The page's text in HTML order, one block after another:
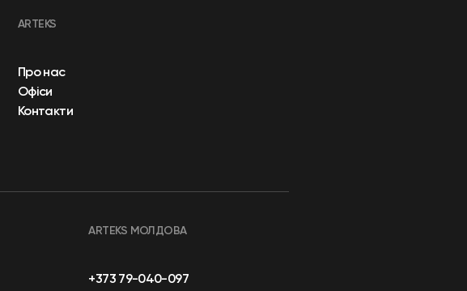
ARTEKS
Про нас
Офіси
Контакти
ARTEKS МОЛДОВА
+373 79-040-097